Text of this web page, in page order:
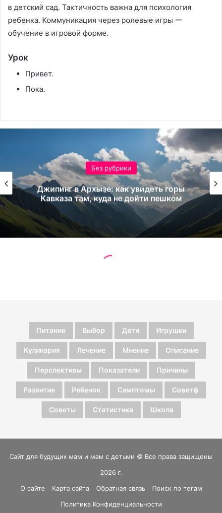
Питание Выбор Дети Игрушки
Кулинария Лечение Мнение Описание
Перспективы Показатели Причины
Развитие Ребенок Симптомы Советф
Советы Статистика Школа
Сайт для будущих мам и мам с детьми © Все права защищены
2026 г.
О сайте
Карта сайта Обратная связь
Поиск по тегам
Политика Конфиденциальности